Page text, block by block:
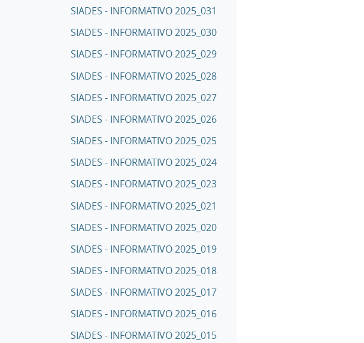
SIADES - INFORMATIVO 2025_031
SIADES - INFORMATIVO 2025_030
SIADES - INFORMATIVO 2025_029
SIADES - INFORMATIVO 2025_028
SIADES - INFORMATIVO 2025_027
SIADES - INFORMATIVO 2025_026
SIADES - INFORMATIVO 2025_025
SIADES - INFORMATIVO 2025_024
SIADES - INFORMATIVO 2025_023
SIADES - INFORMATIVO 2025_021
SIADES - INFORMATIVO 2025_020
SIADES - INFORMATIVO 2025_019
SIADES - INFORMATIVO 2025_018
SIADES - INFORMATIVO 2025_017
SIADES - INFORMATIVO 2025_016
SIADES - INFORMATIVO 2025_015